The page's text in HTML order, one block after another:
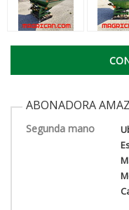
ABONADORA
Segunda mano